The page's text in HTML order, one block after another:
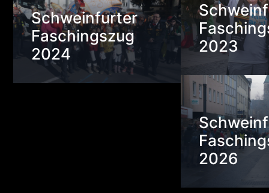
2023
Schweinfurter
Faschingszug
2024
2026